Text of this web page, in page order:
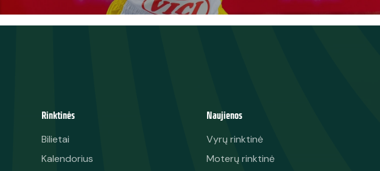
Rinktinės
Bilietai
Kalendorius
Naujienos
Vyrų rinktinė
Moterų rinktinė